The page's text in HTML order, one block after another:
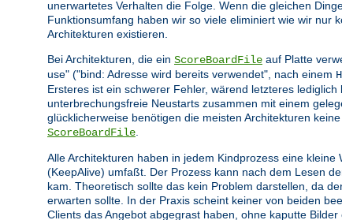
unerwartetes Verhalten die Folge. Wenn die gleichen
Funktionsumfang haben wir so viele eliminiert wie wir nur
Architekturen existieren.
Bei Architekturen, die ein ScoreBoardFile auf Platte
use" ("bind: Adresse wird bereits verwendet", nach einem
Ersteres ist ein schwerer Fehler, wärend letzteres
unterbrechungsfreie Neustarts zusammen mit einem
glücklicherweise benötigen die meisten Architekturen
ScoreBoardFile.
Alle Architekturen haben in jedem Kindprozess eine
(KeepAlive) umfaßt. Der Prozess kann nach dem Lesen
kam. Theoretisch sollte das kein Problem darstellen, da
erwarten sollte. In der Praxis scheint keiner von beiden
Clients das Angebot abgegrast haben, ohne kaputte